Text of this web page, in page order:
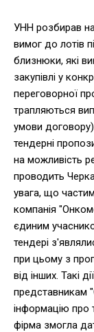
УНН розбирав
вимог до лотів
близнюки, які
закупівлі у
переговорної
трапляються
умови
тендерні
на можливість
проводить
увага, що
компанія
єдиним
тендері
при цьому з
від інших. Такі
представникам
інформацію про
фірма змогла